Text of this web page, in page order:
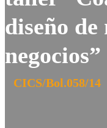
diseño de
negocios”
CICS/Bol.058/14